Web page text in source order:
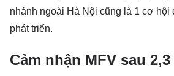
nhánh ngoài Hà Nội cũng là 1 cơ hội
phát triển.
Cảm nhận MFV sau